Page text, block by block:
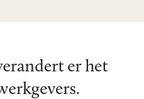
er het